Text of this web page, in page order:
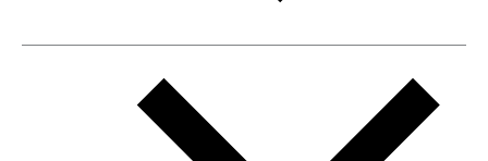
aankoopadvies
verkoopadvies
hypotheekadvies
hypotheek berekenen
maximale hypotheek berekenen